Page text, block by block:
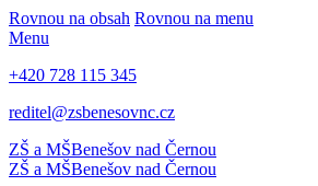
Rovnou na obsah Rovnou na menu
Menu
+420 728 115 345
reditel@zsbenesovnc.cz
ZŠ a MŠBenešov nad Černou
ZŠ a MŠBenešov nad Černou